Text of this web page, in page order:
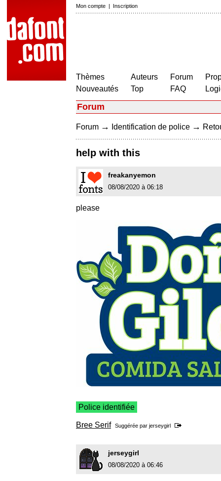
Mon compte | Inscription
Thèmes
Nouveautés
Auteurs
Top
Forum
FAQ
Forum
Forum → Identification de police →
help with this
freakanyemon
08/08/2020 à 06:18
please
Police identifiée
Bree Serif Suggérée par jerseygirl
jerseygirl
08/08/2020 à 06:46